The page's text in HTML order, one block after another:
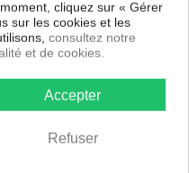
cliquez sur « Gérer
sur les cookies et les
consultez notre
et de cookies.
Accepter
Refuser